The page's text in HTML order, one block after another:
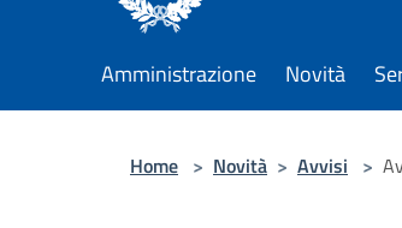
Amministrazione Novità
Home > Novità > Avvisi >